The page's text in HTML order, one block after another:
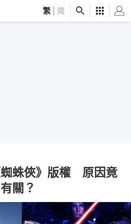
繁 简
蛛俠》版權 原因竟
關？